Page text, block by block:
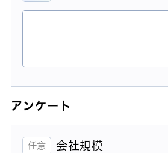
アンケート
会社規模